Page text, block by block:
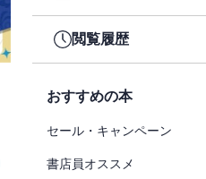
閲覧履歴
おすすめの本
セール・キャンペーン
書店員オススメ